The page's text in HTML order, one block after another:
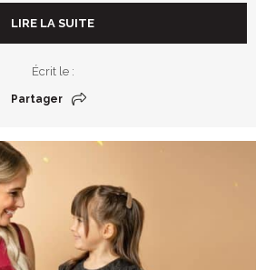
LIRE LA SUITE
Écrit le :
Partager